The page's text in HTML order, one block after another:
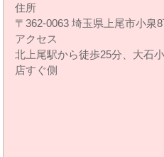
住所
〒362-0063 埼玉県上尾市小泉8
アクセス
北上尾駅から徒歩25分、大石
店すぐ側